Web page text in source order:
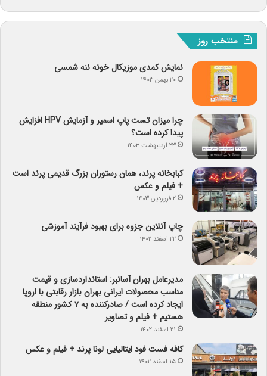
منتخب روز
نمایش کمدی موزیکال خونه ننه شمسی
۲۰ بهمن ۱۴۰۳
چرا میزان تست پاپ اسمیر و آزمایش HPV افزایش
پیدا کرده است؟
۲۳ اردیبهشت ۱۴۰۳
کبابخانه پرند، همان رستوران بزرگ قدیمی پرند است
+ فیلم و عکس
۲ فروردین ۱۴۰۳
چاپ آنلاین جزوه برای بهبود فرآیند آموزشی
۲۲ اسفند ۱۴۰۲
مدیرعامل بهران آسانبر: استانداردسازی و قیمت
مناسب محصولات ایرانی بهران بازار رقابتی با اروپا
ایجاد کرده است / صادرکننده به ۷ کشور منطقه
هستیم + فیلم و تصاویر
۲۱ اسفند ۱۴۰۲
کافه فست فود ایتالیایی لونا پرند + فیلم و عکس
۱۵ اسفند ۱۴۰۲